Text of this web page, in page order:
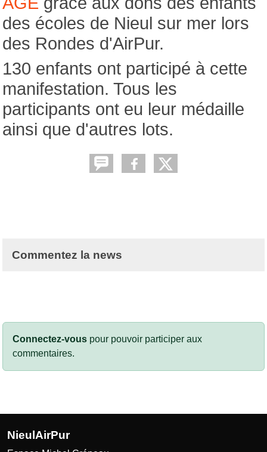
des écoles de Nieul sur mer lors
des Rondes d'AirPur.
130 enfants ont participé à cette
manifestation. Tous les
participants ont eu leur médaille
ainsi que d'autres lots.
Commentez la news
Connectez-vous pour pouvoir participer aux
commentaires.
NieulAirPur